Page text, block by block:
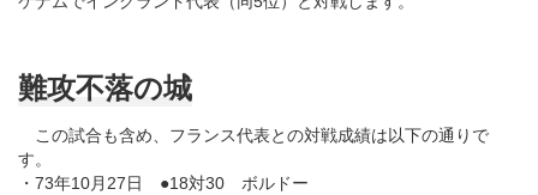
難攻不落の城
この試合も含め、フランス代表との対戦成績は以下の通りで
す。
・73年10月27日 ●18対30 ボルドー